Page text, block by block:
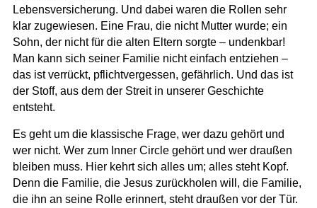
Lebensversicherung. Und dabei waren die Rollen sehr
klar zugewiesen. Eine Frau, die nicht Mutter wurde; ein
Sohn, der nicht für die alten Eltern sorgte – undenkbar!
Man kann sich seiner Familie nicht einfach entziehen –
das ist verrückt, pflichtvergessen, gefährlich. Und das ist
der Stoff, aus dem der Streit in unserer Geschichte
entsteht.
Es geht um die klassische Frage, wer dazu gehört und
wer nicht. Wer zum Inner Circle gehört und wer draußen
bleiben muss. Hier kehrt sich alles um; alles steht Kopf.
Denn die Familie, die Jesus zurückholen will, die Familie,
die ihn an seine Rolle erinnert, steht draußen vor der Tür.